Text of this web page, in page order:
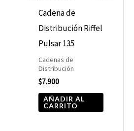
Cadena de
Distribución Riffel
Pulsar 135
Cadenas de
Distribución
$7.900
AÑADIR AL
CARRITO